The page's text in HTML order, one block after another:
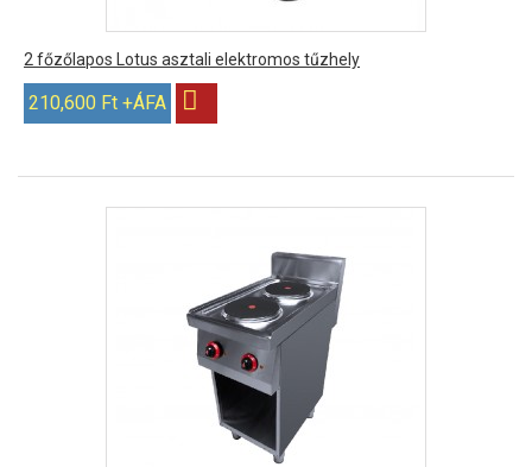
2 főzőlapos Lotus asztali elektromos tűzhely
210,600 Ft +ÁFA